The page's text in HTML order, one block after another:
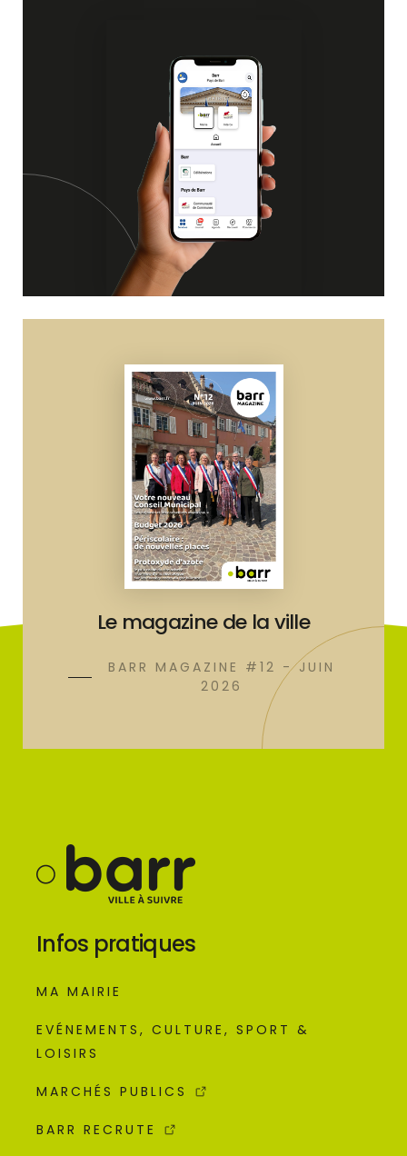
Le magazine de la ville
BARR MAGAZINE #12 - JUIN
2026
Infos pratiques
MA MAIRIE
EVÉNEMENTS, CULTURE, SPORT &
LOISIRS
MARCHÉS PUBLICS
BARR RECRUTE